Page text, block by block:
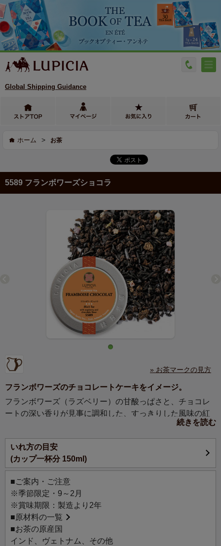
Global Shipping Guidance
ホーム > お茶
5589 フランボワーズショコラ
» お茶マークの見方
フランボワーズのチョコレートケーキをイメージ。
フランボワーズ（ラズベリー）の甘酸っぱさと、チョコレ
ートの深い香りが見事に調和した、すっきりした風味の紅
続きを読む
いれ方の目安
(カップ一杯分 150ml)
■ご案内・ご注意
※季節限定・9～2月
※賞味期限：製造より2年
■原材料の一覧
■お茶の原産国
インド、ヴェトナム、その他